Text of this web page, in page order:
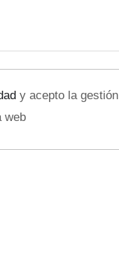
y acepto la gestión
web